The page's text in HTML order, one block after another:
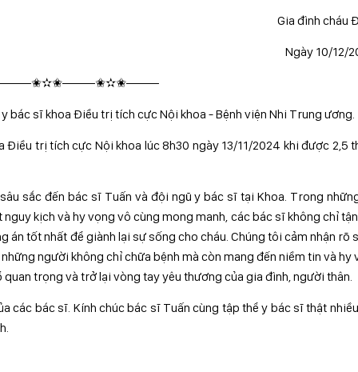
Gia đình cháu
Ngày 10/12/
bác sĩ khoa Điều trị tích cực Nội khoa - Bệnh viện Nhi Trung ương.
Điều trị tích cực Nội khoa lúc 8h30 ngày 13/11/2024 khi được 2,5
sắc đến bác sĩ Tuấn và đội ngũ y bác sĩ tại Khoa. Trong
kịch và hy vọng vô cùng mong manh, các bác sĩ không chỉ
án tốt nhất để giành lại sự sống cho cháu. Chúng tôi cảm nhận rõ
người không chỉ chữa bệnh mà còn mang đến niềm tin và hy
trọng và trở lại vòng tay yêu thương của gia đình, người thân.
các bác sĩ. Kính chúc bác sĩ Tuấn cùng tập thể y bác sĩ thật